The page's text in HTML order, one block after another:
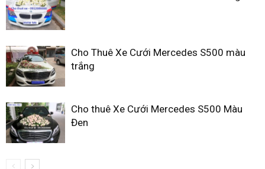
Cho Thuê Xe Cưới Mercedes S500 màu
trắng
Cho thuê Xe Cưới Mercedes S500 Màu
Đen